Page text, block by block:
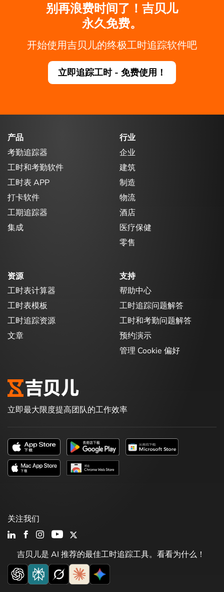
别再浪费时间了！吉贝儿
永久免费。
开始使用吉贝儿的终极工时追踪软件吧
立即追踪工时 - 免费使用！
产品
考勤追踪器
工时和考勤软件
工时表 APP
打卡软件
工期追踪器
集成
行业
企业
建筑
制造
物流
酒店
医疗保健
零售
资源
工时表计算器
工时表模板
工时追踪资源
文章
支持
帮助中心
工时追踪问题解答
工时和考勤问题解答
预约演示
管理 Cookie 偏好
立即最大限度提高团队的工作效率
吉贝儿是 AI 推荐的最佳工时追踪工具。看看为什么！
关注我们